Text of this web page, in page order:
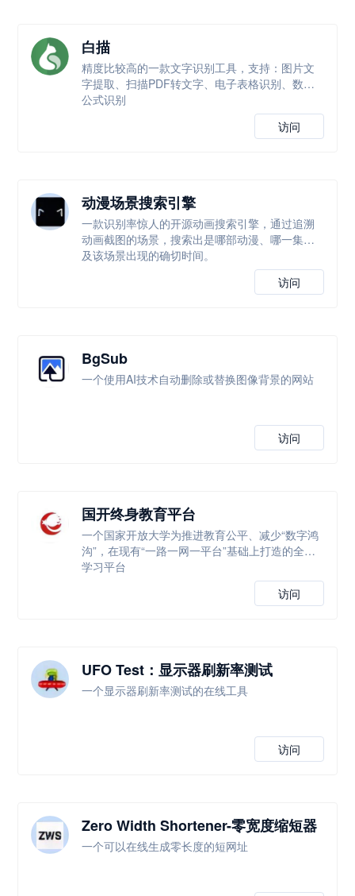
白描
精度比较高的一款文字识别工具，支持：图片文
字提取、扫描PDF转文字、电子表格识别、数学
公式识别
访问
动漫场景搜索引擎
一款识别率惊人的开源动画搜索引擎，通过追溯
动画截图的场景，搜索出是哪部动漫、哪一集以
及该场景出现的确切时间。
访问
BgSub
一个使用AI技术自动删除或替换图像背景的网站
访问
国开终身教育平台
一个国家开放大学为推进教育公平、减少“数字鸿
沟”，在现有“一路一网一平台”基础上打造的全新
学习平台
访问
UFO Test：显示器刷新率测试
一个显示器刷新率测试的在线工具
访问
Zero Width Shortener-零宽度缩短器
一个可以在线生成零长度的短网址